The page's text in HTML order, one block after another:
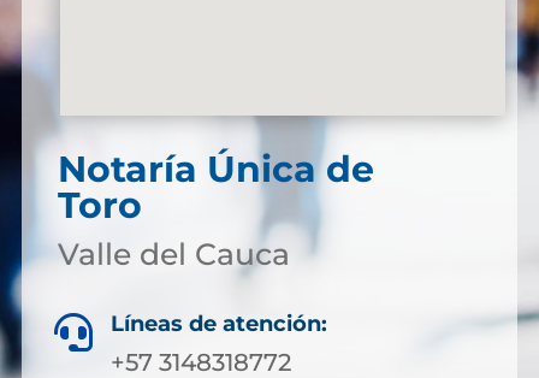
Notaría Única de
Toro
Valle del Cauca
 Líneas de atención:
+57 3148318772